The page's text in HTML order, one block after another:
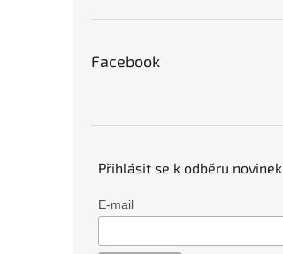
Facebook
Přihlásit se k odběru novinek
E-mail